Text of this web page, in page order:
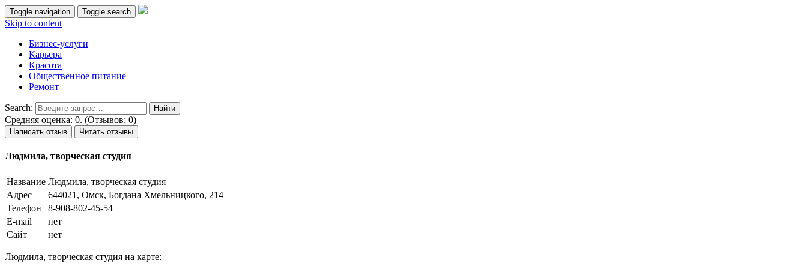
Toggle navigation Toggle search
Skip to content
Бизнес-услуги
Карьера
Красота
Общественное питание
Ремонт
Search:
Средняя оценка: 0. (Отзывов: 0)
Написать отзыв Читать отзывы
Людмила, творческая студия
Название Людмила, творческая студия
Адрес
644021, Омск, Богдана Хмельницкого, 214
Телефон
8-908-802-45-54
E-mail
нет
Сайт
нет
Людмила, творческая студия на карте: